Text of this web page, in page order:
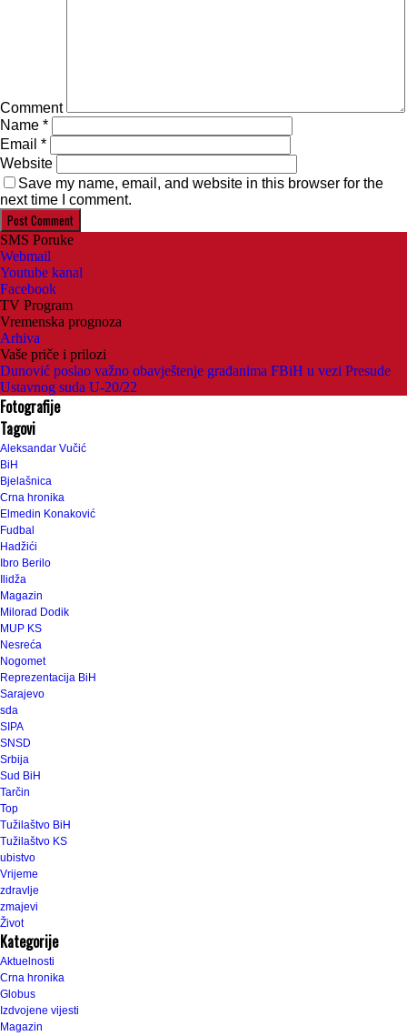
Comment
Name *
Email *
Website
Save my name, email, and website in this browser for the
next time I comment.
SMS Poruke
Webmail
Youtube kanal
Facebook
TV Program
Vremenska prognoza
Arhiva
Vaše priče i prilozi
Dunović poslao važno obavještenje građanima FBiH u vezi Presude
Ustavnog suda U-20/22
Fotografije
Tagovi
Aleksandar Vučić
BiH
Bjelašnica
Crna hronika
Elmedin Konaković
Fudbal
Hadžići
Ibro Berilo
Ilidža
Magazin
Milorad Dodik
MUP KS
Nesreća
Nogomet
Reprezentacija BiH
Sarajevo
sda
SIPA
SNSD
Srbija
Sud BiH
Tarčin
Top
Tužilaštvo BiH
Tužilaštvo KS
ubistvo
Vrijeme
zdravlje
zmajevi
Život
Kategorije
Aktuelnosti
Crna hronika
Globus
Izdvojene vijesti
Magazin